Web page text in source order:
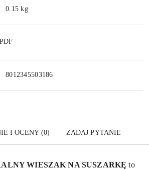
0.15 kg
8012345503186
I OCENY (0) ZADAJ PYTANIE
WIESZAK NA SUSZARKĘ to